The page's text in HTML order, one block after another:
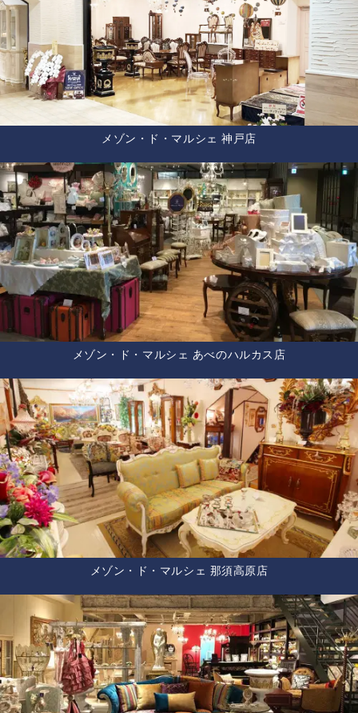
メゾン・ド・マルシェ 神戸店
メゾン・ド・マルシェ あべのハルカス店
メゾン・ド・マルシェ 那須高原店